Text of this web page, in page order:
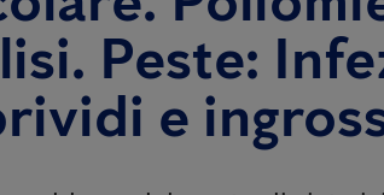
Peste:
e